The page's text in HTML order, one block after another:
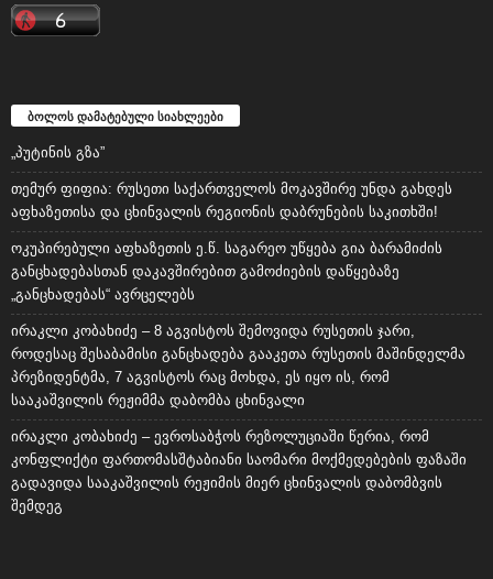
ბოლოს დამატებული სიახლეები
„პუტინის გზა”
თემურ ფიფია: რუსეთი საქართველოს მოკავშირე უნდა გახდეს
აფხაზეთისა და ცხინვალის რეგიონის დაბრუნების საკითხში!
ოკუპირებული აფხაზეთის ე.წ. საგარეო უწყება გია ბარამიძის
განცხადებასთან დაკავშირებით გამოძიების დაწყებაზე
„განცხადებას“ ავრცელებს
ირაკლი კობახიძე – 8 აგვისტოს შემოვიდა რუსეთის ჯარი,
როდესაც შესაბამისი განცხადება გააკეთა რუსეთის მაშინდელმა
პრეზიდენტმა, 7 აგვისტოს რაც მოხდა, ეს იყო ის, რომ
სააკაშვილის რეჟიმმა დაბომბა ცხინვალი
ირაკლი კობახიძე – ევროსაბჭოს რეზოლუციაში წერია, რომ
კონფლიქტი ფართომასშტაბიანი საომარი მოქმედებების ფაზაში
გადავიდა სააკაშვილის რეჟიმის მიერ ცხინვალის დაბომბვის
შემდეგ